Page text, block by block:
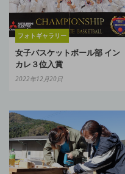
フォトギャラリー
女子バスケットボール部 イン
カレ３位入賞
2022年12月20日